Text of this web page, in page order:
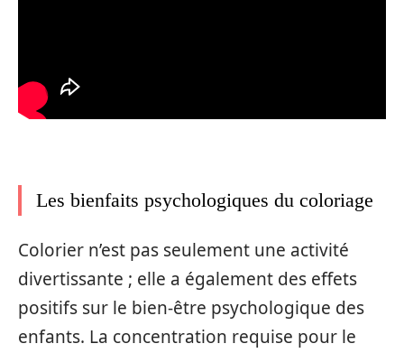
Les bienfaits psychologiques du coloriage
Colorier n’est pas seulement une activité
divertissante ; elle a également des effets
positifs sur le bien-être psychologique des
enfants. La concentration requise pour le